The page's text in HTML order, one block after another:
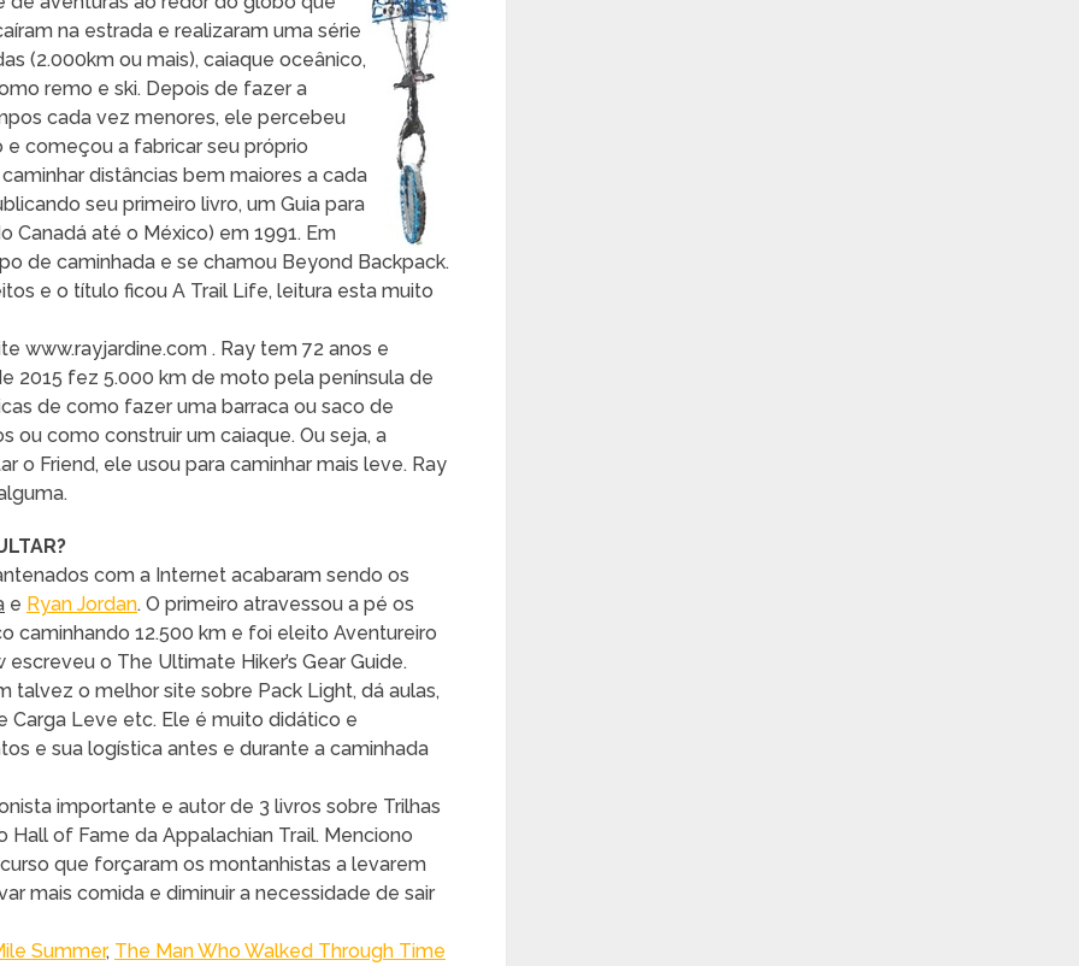
na estrada e realizaram uma série
(2.000km ou mais), caiaque oceânico,
remo e ski. Depois de fazer a
cada vez menores, ele percebeu
começou a fabricar seu próprio
distâncias bem maiores a cada
seu primeiro livro, um Guia para
Canadá até o México) em 1991. Em
de caminhada e se chamou Beyond Backpack.
e o título ficou A Trail Life, leitura esta muito
www.rayjardine.com . Ray tem 72 anos e
2015 fez 5.000 km de moto pela península de
de como fazer uma barraca ou saco de
como construir um caiaque. Ou seja, a
o Friend, ele usou para caminhar mais leve. Ray
com a Internet acabaram sendo os
e Ryan Jordan. O primeiro atravessou a pé os
caminhando 12.500 km e foi eleito Aventureiro
o The Ultimate Hiker’s Gear Guide.
talvez o melhor site sobre Pack Light, dá aulas,
Carga Leve etc. Ele é muito didático e
e sua logística antes e durante a caminhada
importante e autor de 3 livros sobre Trilhas
of Fame da Appalachian Trail. Menciono
que forçaram os montanhistas a levarem
mais comida e diminuir a necessidade de sair
Summer, The Man Who Walked Through Time